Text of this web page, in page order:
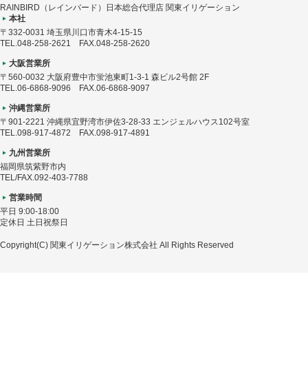
RAINBIRD（レインバード）日本総合代理店 関東イリゲーション
本社
〒332-0031 埼玉県川口市青木4-15-15
TEL.048-258-2621 FAX.048-258-2620
大阪営業所
〒560-0032 大阪府豊中市蛍池東町1-3-1 森ビル2号館 2F
TEL.06-6868-9096 FAX.06-6868-9097
沖縄営業所
〒901-2221 沖縄県宜野湾市伊佐3-28-33 エンジェルハウス102号室
TEL.098-917-4872 FAX.098-917-4891
九州営業所
福岡県筑紫野市内
TEL/FAX.092-403-7788
営業時間
平日 9:00-18:00
定休日 土日祝祭日
Copyright(C) 関東イリゲーション株式会社 All Rights Reserved